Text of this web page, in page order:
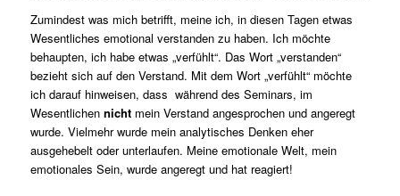
Zumindest was mich betrifft, meine ich, in diesen Tagen etwas
Wesentliches emotional verstanden zu haben. Ich möchte
behaupten, ich habe etwas „verfühlt“. Das Wort „verstanden“
bezieht sich auf den Verstand. Mit dem Wort „verfühlt“ möchte
ich darauf hinweisen, dass während des Seminars, im
Wesentlichennicht mein Verstand angesprochen und angeregt
wurde. Vielmehr wurde mein analytisches Denken eher
ausgehebelt oder unterlaufen. Meine emotionale Welt, mein
emotionales Sein, wurde angeregt und hat reagiert!